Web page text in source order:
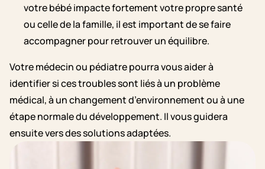
votre bébé impacte fortement votre propre santé
ou celle de la famille, il est important de se faire
accompagner pour retrouver un équilibre.
Votre médecin ou pédiatre pourra vous aider à
identifier si ces troubles sont liés à un problème
médical, à un changement d’environnement ou à une
étape normale du développement. Il vous guidera
ensuite vers des solutions adaptées.